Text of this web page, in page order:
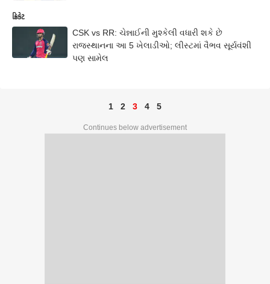
ક્રિકેટ
CSK vs RR: ચેન્નાઈની મુશ્કેલી વધારી શકે છે
રાજસ્થાનના આ 5 ખેલાડીઓ; લીસ્ટમાં વૈભવ સૂર્યવંશી
પણ સામેલ
1 2 3 4 5
Continues below advertisement